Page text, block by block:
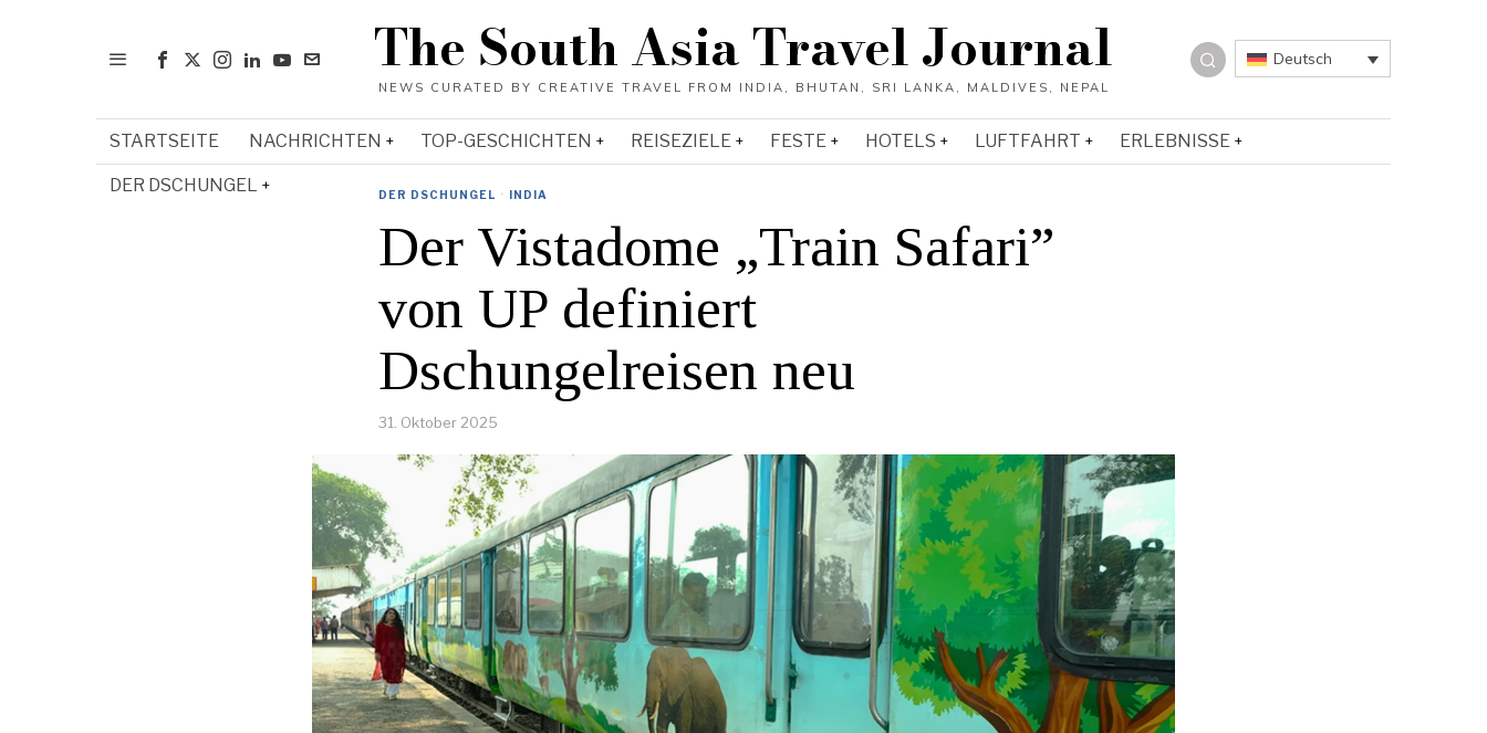
Deutsch
The South Asia Travel Journal
STARTSEITE NACHRICHTEN TOP-GESCHICHTEN REISEZIELE FESTE HOTELS LUFTFAHRT ERLEBNISSE
DER DSCHUNGEL DER DSCHUNGEL · INDIA
Der Vistadome „Train Safari”
von UP definiert
Dschungelreisen neu
31. Oktober 2025